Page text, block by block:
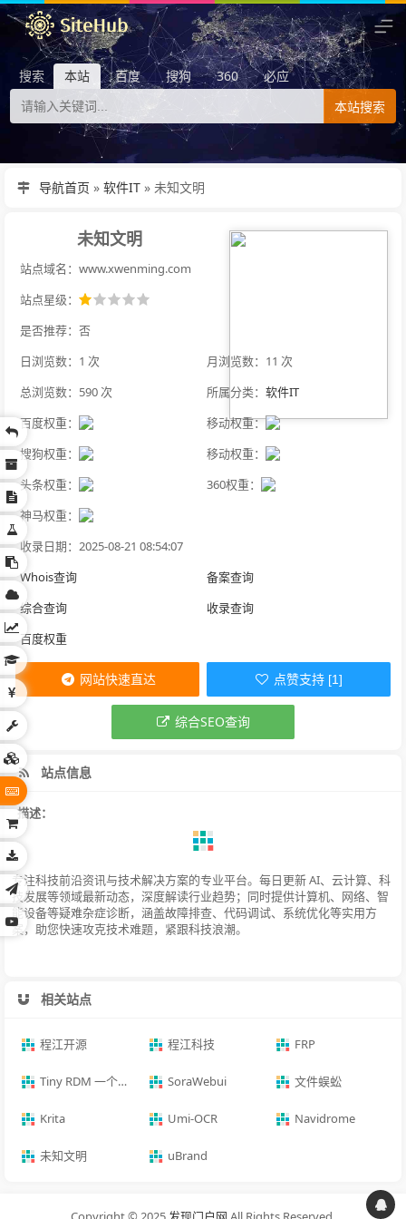
搜索 本站 百度 搜狗 360 必应
本站搜索
导航首页 » 软件IT » 未知文明
未知文明
站点域名：www.xwenming.com
站点星级：
是否推荐：否
日浏览数：1 次
月浏览数：11 次
总浏览数：590 次
所属分类： 软件IT
百度权重：
移动权重：
搜狗权重：
移动权重：
头条权重：
360权重：
神马权重：
收录日期：2025-08-21 08:54:07
Whois查询
备案查询
综合查询
收录查询
百度权重
网站快速直达 点赞支持 [1]
综合SEO查询
站点信息
描述：
专注科技前沿资讯与技术解决方案的专业平台。每日更新 AI、云计算、科
技发展等领域最新动态，深度解读行业趋势；同时提供计算机、网络、智
能设备等疑难杂症诊断，涵盖故障排查、代码调试、系统优化等实用方
案，助您快速攻克技术难题，紧跟科技浪潮。
相关站点
程江开源 程江科技 FRP
Tiny RDM 一个更现代化的Redis桌面管理客户端 SoraWebui 文件蜈蚣
Krita Umi-OCR Navidrome
未知文明 uBrand